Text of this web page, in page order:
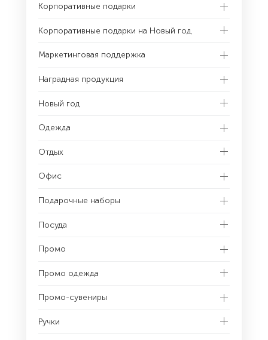
Корпоративные подарки
Корпоративные подарки на Новый год
Маркетинговая поддержка
Наградная продукция
Новый год
Одежда
Отдых
Офис
Подарочные наборы
Посуда
Промо
Промо одежда
Промо-сувениры
Ручки